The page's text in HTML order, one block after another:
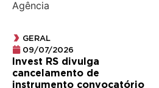
Agência
GERAL
09/07/2026
Invest RS divulga
cancelamento de
instrumento convocatório